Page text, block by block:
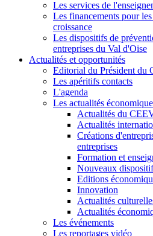
Les services de
Les financements pour
croissance
Les dispositifs de
entreprises du Val d'Oise
Actualités et opportunités
Editorial du Président du
Les apéritifs contacts
L'agenda
Les actualités
Actualités du
Actualités
Créations
entreprises
Formation et
Nouveaux
Editions
Innovation
Actualités
Actualités
Les événements
Les reportages vidéo